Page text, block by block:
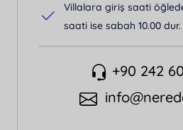
Villalara giriş saati
saati ise sabah 10.00 dur.
+90 242